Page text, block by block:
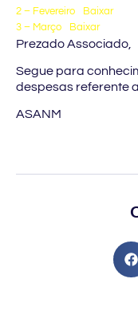
2 – Fevereiro
Baixar
3 – Março
Baixar
Prezado Associado,
Segue para
despesas referente
ASANM